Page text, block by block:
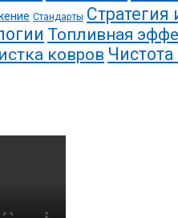
Стандарты Стратегия
Топливная
ковров